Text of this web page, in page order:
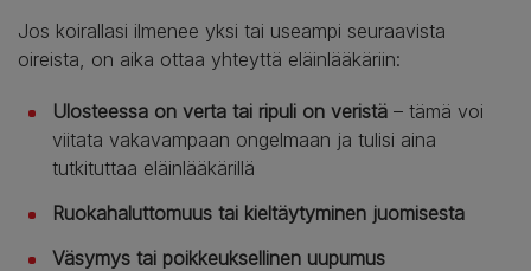
Jos koirallasi ilmenee yksi tai useampi seuraavista
oireista, on aika ottaa yhteyttä eläinlääkäriin:
Ulosteessa on verta tai ripuli on veristä – tämä voi
viitata vakavampaan ongelmaan ja tulisi aina
tutkituttaa eläinlääkärillä
Ruokahaluttomuus tai kieltäytyminen juomisesta
Väsymys tai poikkeuksellinen uupumus